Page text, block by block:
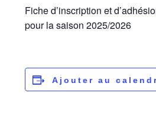
Fiche d’inscription et
pour la saison 2025/2026
Ajouter au